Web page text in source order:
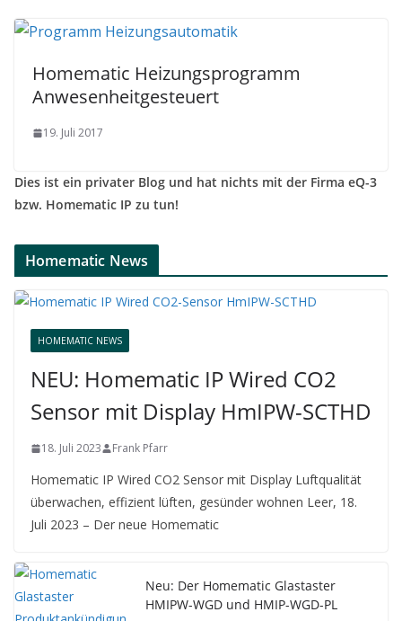
Homematic Heizungsprogramm
Anwesenheitgesteuert
19. Juli 2017
Dies ist ein privater Blog und hat nichts mit der Firma eQ-3
bzw. Homematic IP zu tun!
Homematic News
HOMEMATIC NEWS
NEU: Homematic IP Wired CO2
Sensor mit Display HmIPW-SCTHD
18. Juli 2023 Frank Pfarr
Homematic IP Wired CO2 Sensor mit Display Luftqualität
überwachen, effizient lüften, gesünder wohnen Leer, 18.
Juli 2023 – Der neue Homematic
Neu: Der Homematic Glastaster
HMIPW-WGD und HMIP-WGD-PL